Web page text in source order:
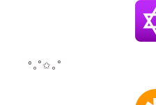
°｡˚✩｡˚